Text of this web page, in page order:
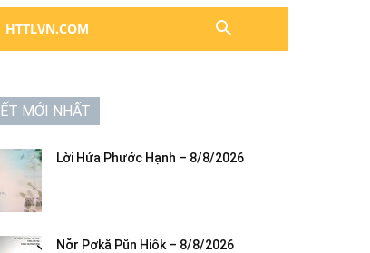
HTTLVN.COM
MỚI NHẤT
Lời Hứa Phước Hạnh – 8/8/2026
Nơ̆r Pơkă Pŭn Hiôk – 8/8/2026